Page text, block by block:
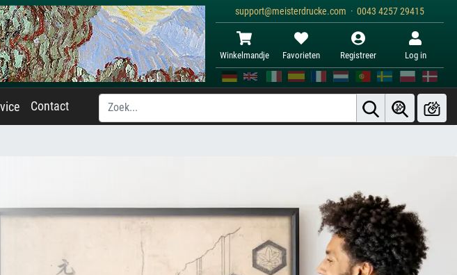
support@meisterdrucke.com · 0043 4257 29415
Winkelmandje Favorieten Registreer Log in
Contact